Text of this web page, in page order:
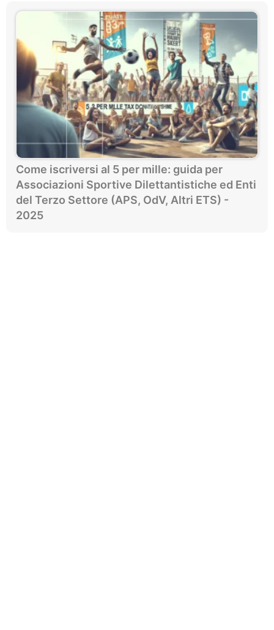
Come iscriversi al 5 per mille: guida per
Associazioni Sportive Dilettantistiche ed Enti
del Terzo Settore (APS, OdV, Altri ETS) -
2025